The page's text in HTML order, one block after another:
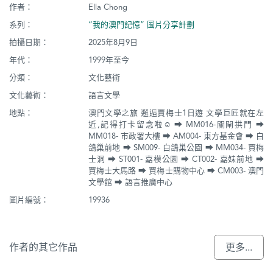
作者：
Ella Chong
系列：
“我的澳門記憶” 圖片分享計劃
拍攝日期：
2025年8月9日
年代：
1999年至今
分類：
文化藝術
文化藝術：
語言文學
地點：
澳門文學之旅 邂逅賈梅士1日遊 文學巨匠就在左
近,記得打卡留念啦☺️ ➡️ MM016-關閘拱門 ➡️
MM018- 市政署大樓 ➡️ AM004- 東方基金會 ➡️ 白
鴿巢前地 ➡️ SM009- 白鴿巢公園 ➡️ MM034- 賈梅
士洞 ➡️ ST001- 嘉模公園 ➡️ CT002- 嘉妹前地 ➡️
賈梅士大馬路 ➡️ 賈梅士購物中心 ➡️ CM003- 澳門
文學館 ➡️ 語言推廣中心
圖片編號：
19936
作者的其它作品 更多...